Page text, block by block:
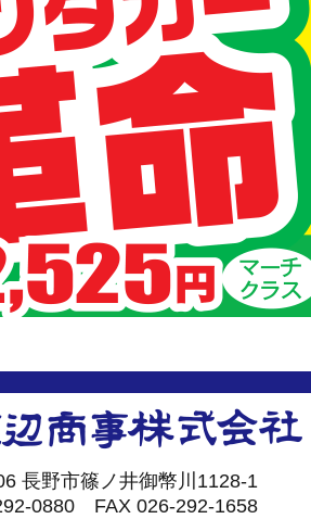
長野市篠ノ井御幣川1128-1
0880 FAX 026-292-1658